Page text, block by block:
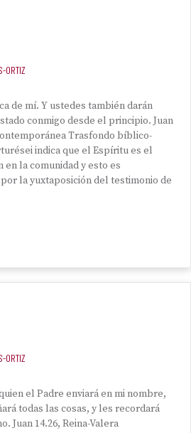
ORTIZ
de mí. Y ustedes también darán
conmigo desde el principio. Juan
Trasfondo bíblico-
indica que el Espíritu es el
la comunidad y esto es
la yuxtaposición del testimonio de
ORTIZ
el Padre enviará en mi nombre,
todas las cosas, y les recordará
Juan 14.26, Reina-Valera